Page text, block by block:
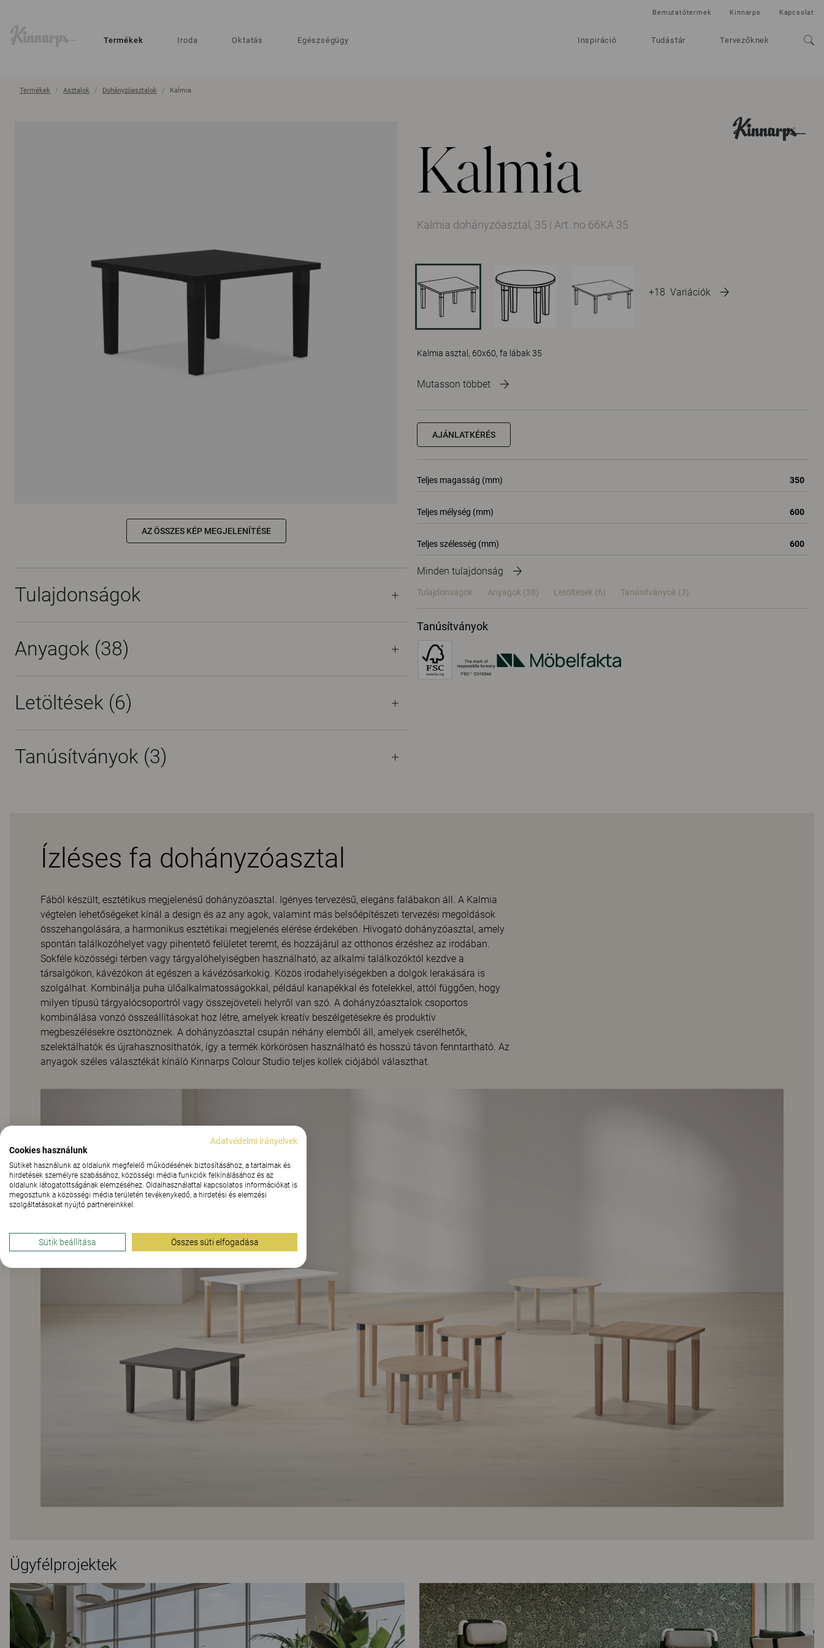
Termékek Iroda Oktatás Egészségügy Inspiráció Tudástár Tervezőknek
Bemutatótermek Kinnarps Kapcsolat
Termékek Asztalok Dohányzóasztalok Kalmia
Kalmia
+18 Variációk
Kalmia dohányzóasztal, 35 | Art. no 66KA 35
Kalmia asztal, 60x60, fa lábak 35
Mutasson többet
AJÁNLATKÉRÉS
Teljes magasság (mm) 350
Teljes mélység (mm) 600
Teljes szélesség (mm) 600
Minden tulajdonság
Tulajdonságok Anyagok (38) Letöltések (6) Tanúsítványok (3)
Tanúsítványok
AZ ÖSSZES KÉP MEGJELENÍTÉSE
Tulajdonságok
Anyagok (38)
Letöltések (6)
Tanúsítványok (3)
Ízléses fa dohányzóasztal
Fából készült, esztétikus megjelenésű dohányzóasztal. Igényes tervezésű, elegáns falábakon áll. A Kalmia
végtelen lehetőségeket kínál a design és az any agok, valamint más belsőépítészeti tervezési megoldások
összehangolására, a harmonikus esztétikai megjelenés elérése érdekében. Hívogató dohányzóasztal, amely
spontán találkozóhelyet vagy pihentető felületet teremt, és hozzájárul az otthonos érzéshez az irodában.
Sokféle közösségi térben vagy tárgyalóhelyiségben használható, az alkalmi találkozóktól kezdve a
társalgókon, kávézókon át egészen a kávézósarkokig. Közös irodahelyiségekben a dolgok lerakására is
szolgálhat. Kombinálja puha ülőalkalmatosságokkal, például kanapékkal és fotelekkel, attól függően, hogy
milyen típusú tárgyalócsoportról vagy összejöveteli helyről van szó. A dohányzóasztalok csoportos
kombinálása vonzó összeállításokat hoz létre, amelyek kreatív beszélgetésekre és produktív
megbeszélésekre ösztönöznek. A dohányzóasztal csupán néhány elemből áll, amelyek cserélhetők,
szelektálhatók és újrahasznosíthatók, így a termék körkörösen használható és hosszú távon fenntartható. Az
anyagok széles választékát kínáló Kinnarps Colour Studio teljes kollek ciójából választhat.
Ügyfélprojektek
Adatvédelmi irányelvek
Cookies használunk
Sütiket használunk az oldalunk megfelelő működésének biztosításához, a tartalmak és
hirdetések személyre szabásához, közösségi média funkciók felkínálásához és az
oldalunk látogatottságának elemzéséhez. Oldalhasználattal kapcsolatos információkat is
megosztunk a közösségi média területén tevékenykedő, a hirdetési és elemzési
szolgáltatásokat nyújtó partnereinkkel.
Sütik beállítása Összes süti elfogadása